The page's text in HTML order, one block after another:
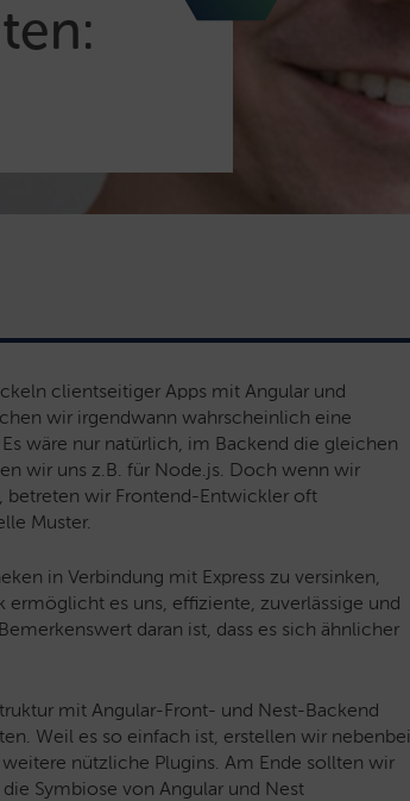
clientseitiger Apps mit Angular und
wir irgendwann wahrscheinlich eine
Es wäre nur natürlich, im Backend die gleichen
wir uns z.B. für Node.js. Doch wenn wir
betreten wir Frontend-Entwickler oft
Muster.
in Verbindung mit Express zu versinken,
ermöglicht es uns, effiziente, zuverlässige und
daran ist, dass es sich ähnlicher
mit Angular-Front- und Nest-Backend
Weil es so einfach ist, erstellen wir nebenbei
nützliche Plugins. Am Ende sollten wir
Symbiose von Angular und Nest